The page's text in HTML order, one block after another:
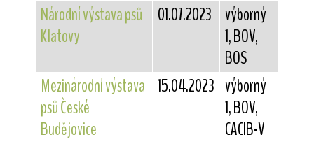
Národní výstava psů
Klatovy
01.07.2023
výborný
1, BOV,
BOS
Mezinárodní výstava
psů České
Budějovice
15.04.2023 výborný
1, BOV,
CACIB-V